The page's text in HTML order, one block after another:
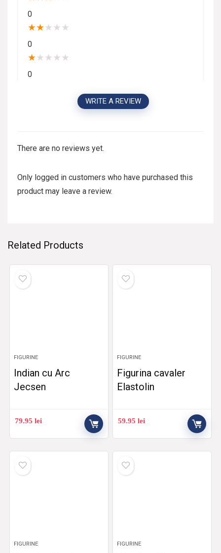
0
★★★ ★ ★
0
★★ ★ ★ ★
0
WRITE A REVIEW
There are no reviews yet.
Only logged in customers who have purchased this
product may leave a review.
Related Products
FIGURINE
Indian cu Arc
Jecsen
79.95lei
FIGURINE
Figurina cavaler
Elastolin
59.95lei
FIGURINE FIGURINE